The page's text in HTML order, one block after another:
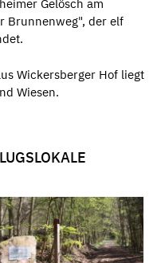
Gelösch am
Brunnenweg", der elf
Wickersberger Hof liegt
Wiesen.